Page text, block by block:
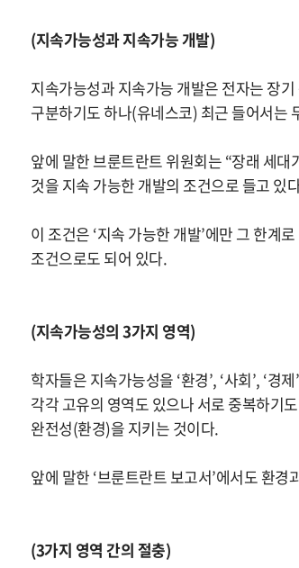
(지속가능성과 지속가능 개발)
지속가능성과 지속가능 개발은 전자는 장
구분하기도 하나(유네스코) 최근 들어서는
앞에 말한 브룬트란트 위원회는 “장래 세
것을 지속 가능한 개발의 조건으로 들고 있
이 조건은 ‘지속 가능한 개발’에만 그 한계
조건으로도 되어 있다.
(지속가능성의 3가지 영역)
학자들은 지속가능성을 ‘환경’, ‘사회’, ‘
각각 고유의 영역도 있으나 서로 중복하기
완전성(환경)을 지키는 것이다.
앞에 말한 ‘브룬트란트 보고서’에서도 환
(3가지 영역 간의 절충)